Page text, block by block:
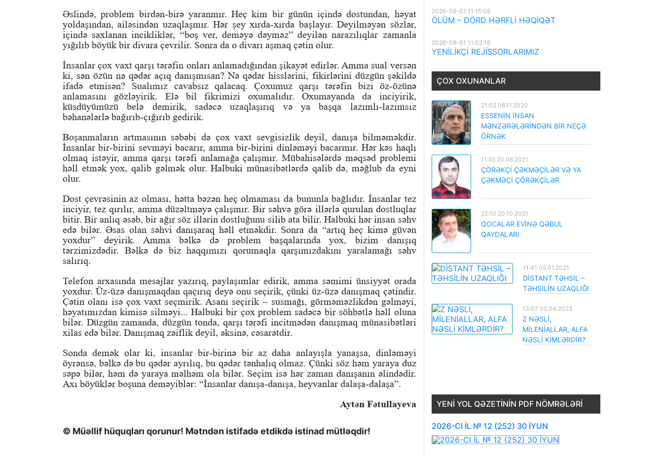
Əslində, problem birdən-birə yaranmır. Heç kim bir günün içində dostundan, həyat
yoldaşından, ailəsindən uzaqlaşmır. Hər şey xırda-xırda başlayır. Deyilməyən sözlər,
içində saxlanan incikliklər, “boş ver, deməyə dəyməz” deyilən narazılıqlar zamanla
yığılıb böyük bir divara çevrilir. Sonra da o divarı aşmaq çətin olur.
İnsanlar çox vaxt qarşı tərəfin onları anlamadığından şikayət edirlər. Amma sual versən
ki, sən özün nə qədər açıq danışmısan? Nə qədər hisslərini, fikirlərini düzgün şəkildə
ifadə etmisən? Sualımız cavabsız qalacaq. Çoxumuz qarşı tərəfin bizi öz-özünə
anlamasını gözləyirik. Elə bil fikrimizi oxumalıdır. Oxumayanda da inciyirik,
küsdüyümüzü belə demirik, sadəcə uzaqlaşırıq və ya başqa lazımlı-lazımsız
bəhanələrlə bağırıb-çığırıb gedirik.
Boşanmaların artmasının səbəbi də çox vaxt sevgisizlik deyil, danışa bilməməkdir.
İnsanlar bir-birini sevməyi bacarır, amma bir-birini dinləməyi bacarmır. Hər kəs haqlı
olmaq istəyir, amma qarşı tərəfi anlamağa çalışmır. Mübahisələrdə məqsəd problemi
həll etmək yox, qalib gəlmək olur. Halbuki münasibətlərdə qalib də, məğlub da eyni
olur.
Dost çevrəsinin az olması, hətta bəzən heç olmaması da bununla bağlıdır. İnsanlar tez
inciyir, tez qırılır, amma düzəltməyə çalışmır. Bir səhvə görə illərlə qurulan dostluqlar
bitir. Bir anlıq əsəb, bir ağır söz illərin dostluğunu silib ata bilir. Halbuki hər insan səhv
edə bilər. Əsas olan səhvi danışaraq həll etməkdir. Sonra da “artıq heç kimə güvən
yoxdur” deyirik. Amma bəlkə də problem başqalarında yox, bizim danışıq
tərzimizdədir. Bəlkə də biz haqqımızı qorumaqla qarşımızdakını yaralamağı səhv
salırıq.
Telefon arxasında mesajlar yazırıq, paylaşımlar edirik, amma səmimi ünsiyyət orada
yoxdur. Üz-üzə danışmaqdan qaçırıq deyə onu seçirik, çünki üz-üzə danışmaq çətindir.
Çətin olanı isə çox vaxt seçmirik. Asanı seçirik – susmağı, görməməzlikdən gəlməyi,
həyatımızdan kimisə silməyi... Halbuki bir çox problem sadəcə bir söhbətlə həll oluna
bilər. Düzgün zamanda, düzgün tonda, qarşı tərəfi incitmədən danışmaq münasibətləri
xilas edə bilər. Danışmaq zəiflik deyil, əksinə, cəsarətdir.
Sonda demək olar ki, insanlar bir-birinə bir az daha anlayışla yanaşsa, dinləməyi
öyrənsə, bəlkə də bu qədər ayrılıq, bu qədər tənhalıq olmaz. Çünki söz həm yaraya duz
səpə bilər, həm də yaraya məlhəm ola bilər. Seçim isə hər zaman danışanın əlindədir.
Axı böyüklər boşuna deməyiblər: “İnsanlar danışa-danışa, heyvanlar dalaşa-dalaşa”.
Aytən Fətullayeva
© Müəllif hüquqları qorunur! Mətndən istifadə etdikdə istinad mütləqdir!
2026-08-01 11:15:08
ÖLÜM – DÖRD HƏRFLİ HƏQİQƏT
2026-08-01 11:02:16
YENİLİKÇİ REJİSSORLARIMIZ
ÇOX OXUNANLAR
21:02 06.11.2020
ESSENİN İNSAN
MƏNZƏRƏLƏRİNDƏN BİR NEÇƏ
ÖRNƏK
11:55 20.06.2021
ÇÖRƏKÇİ ÇƏKMƏÇİLƏR VƏ YA
ÇƏKMƏÇİ ÇÖRƏKÇİLƏR
22:10 20.10.2021
QOCALAR EVİNƏ QƏBUL
QAYDALARI
11:41 05.01.2021
DİSTANT TƏHSİL –
TƏHSİLİN UZAQLIĞI
13:07 02.04.2023
Z NƏSLİ,
MİLENİALLAR, ALFA
NƏSLİ KİMLƏRDİR?
YENI YOL QƏZETININ PDF NÖMRƏLƏRI
2026-CI İL № 12 (252) 30 İYUN